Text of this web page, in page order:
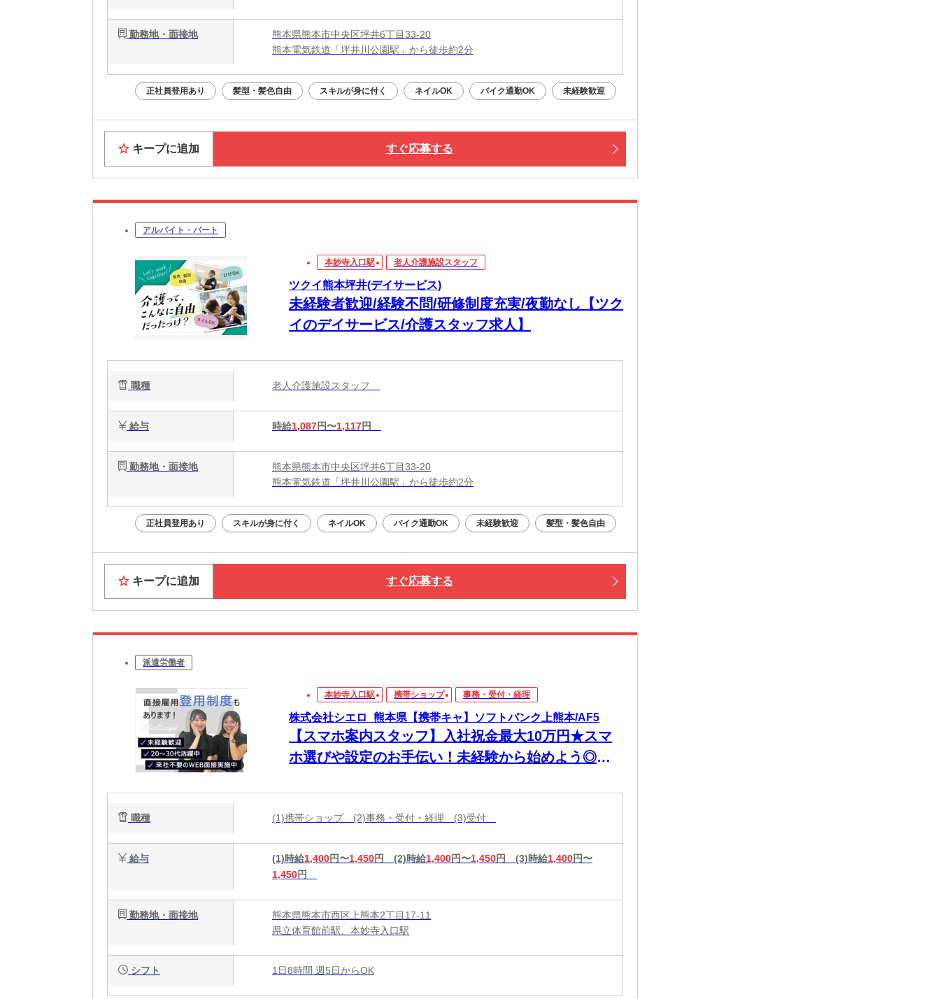
勤務地・面接地
熊本県熊本市中央区坪井6丁目33-20
熊本電気鉄道「坪井川公園駅」から徒歩約2分
正社員登用あり 髪型・髪色自由 スキルが身に付く ネイルOK バイク通勤OK 未経験歓迎
キープに追加 すぐ応募する
アルバイト・パート
本妙寺入口駅 老人介護施設スタッフ
ツクイ熊本坪井(デイサービス)
未経験者歓迎/経験不問/研修制度充実/夜勤なし【ツク
イのデイサービス/介護スタッフ求人】
職種 老人介護施設スタッフ
給与 時給1,087円〜1,117円
勤務地・面接地
熊本県熊本市中央区坪井6丁目33-20
熊本電気鉄道「坪井川公園駅」から徒歩約2分
正社員登用あり スキルが身に付く ネイルOK バイク通勤OK 未経験歓迎 髪型・髪色自由
キープに追加 すぐ応募する
派遣労働者
本妙寺入口駅 携帯ショップ 事務・受付・経理
株式会社シエロ_熊本県【携帯キャ】ソフトバンク上熊本/AF5
【スマホ案内スタッフ】入社祝金最大10万円★スマ
ホ選びや設定のお手伝い！未経験から始めよう◎最
WEB面談◎
職種 (1)携帯ショップ (2)事務・受付・経理 (3)受付
給与 (1)時給1,400円〜1,450円 (2)時給1,400円〜1,450円 (3)時給1,400円〜
1,450円
勤務地・面接地
熊本県熊本市西区上熊本2丁目17-11
県立体育館前駅、本妙寺入口駅
シフト 1日8時間 週5日からOK